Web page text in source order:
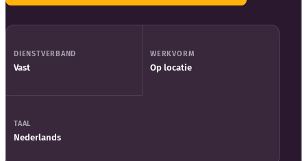
DIENSTVERBAND
Vast
WERKVORM
Op locatie
TAAL
Nederlands